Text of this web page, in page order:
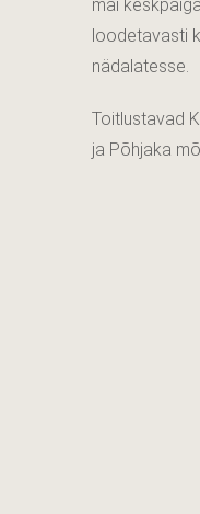
mai
loodetavasti
nädalatesse.
Toitlustavad
ja Põhjaka